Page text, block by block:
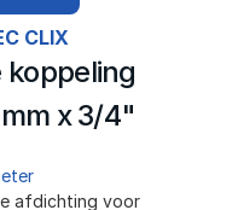
CLIX
koppeling
x 3/4"
afdichting voor